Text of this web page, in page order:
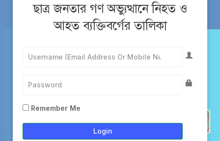
ছাত্র জনতার গণ অভ্যুত্থানে নিহত ও
আহত ব্যক্তিবর্গের তালিকা
Remember Me
Login